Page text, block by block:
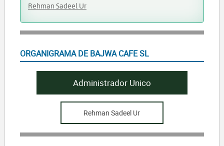
Rehman Sadeel Ur
ORGANIGRAMA DE BAJWA CAFE SL
Administrador Unico
Rehman Sadeel Ur